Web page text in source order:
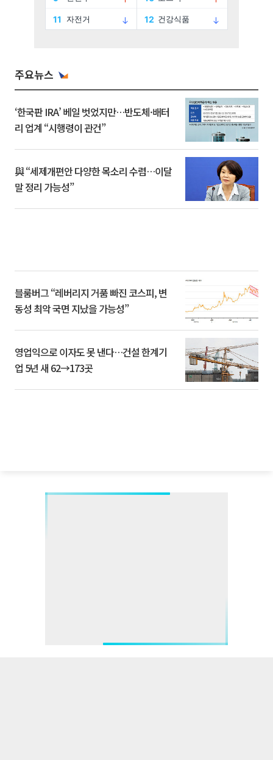
주요뉴스
‘한국판 IRA’ 베일 벗었지만…반도체·배터
리 업계 “시행령이 관건”
與 “세제개편안 다양한 목소리 수렴…이달
말 정리 가능성”
블룸버그 “레버리지 거품 빠진 코스피, 변
동성 최악 국면 지났을 가능성”
영업익으로 이자도 못 낸다…건설 한계기
업 5년 새 62→173곳